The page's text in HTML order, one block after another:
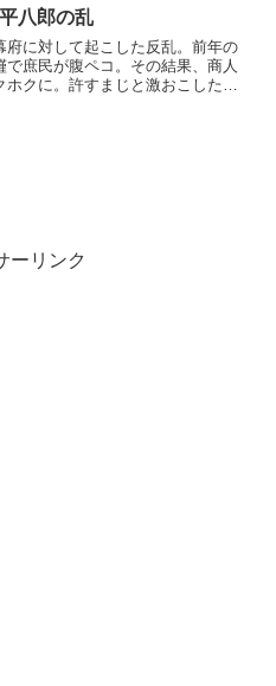
八郎の乱
府に対して起こした反乱。前年の
で庶民が腹ペコ。その結果、商人
ホクに。許すまじと激おこしたの
ーリンク